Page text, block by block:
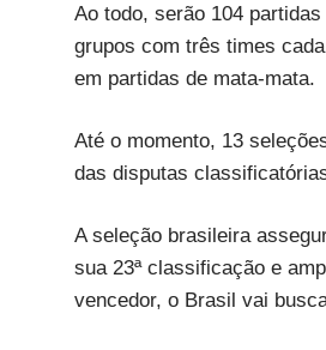
Ao todo, serão 104
grupos com três times
em partidas de mata-mata.
Até o momento, 13
das disputas
A seleção brasileira
sua 23ª classificação e
vencedor, o Brasil vai